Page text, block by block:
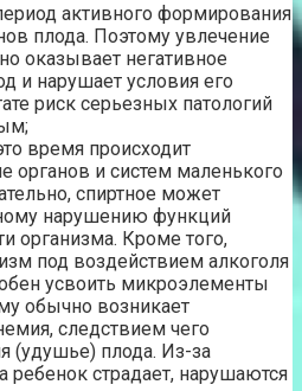
активного формирования
плода. Поэтому увлечение
оказывает негативное
и нарушает условия его
риск серьезных патологий
время происходит
органов и систем маленького
спиртное может
нарушению функций
организма. Кроме того,
под воздействием алкоголя
усвоить микроэлементы
обычно возникает
следствием чего
(удушье) плода. Из-за
ребенок страдает, нарушаются